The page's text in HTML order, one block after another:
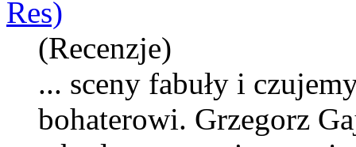
Res)
(Recenzje)
... sceny fabuły i
bohaterowi. Grzegorz